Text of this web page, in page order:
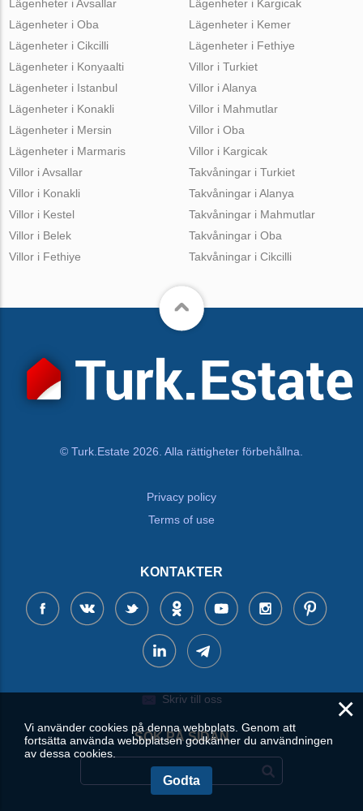
Lägenheter i Avsallar
Lägenheter i Oba
Lägenheter i Cikcilli
Lägenheter i Kargicak
Lägenheter i Kemer
Lägenheter i Fethiye
Lägenheter i Konyaalti
Lägenheter i Istanbul
Lägenheter i Konakli
Lägenheter i Mersin
Lägenheter i Marmaris
Villor i Turkiet
Villor i Alanya
Villor i Mahmutlar
Villor i Oba
Villor i Kargicak
Villor i Avsallar
Villor i Konakli
Villor i Kestel
Villor i Belek
Villor i Fethiye
Takvåningar i Turkiet
Takvåningar i Alanya
Takvåningar i Mahmutlar
Takvåningar i Oba
Takvåningar i Cikcilli
© Turk.Estate 2026. Alla rättigheter förbehållna.
Privacy policy
Terms of use
KONTAKTER
Skriv till oss
SÖK PÅ SIDAN
×
Vi använder cookies på denna webbplats. Genom att
fortsätta använda webbplatsen godkänner du användningen
av dessa cookies.
Godta